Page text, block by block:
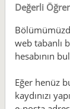
Değerli
web tabanlı
hesabının
Eğer henüz
kaydınızı